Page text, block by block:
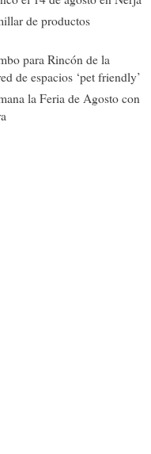
de productos
para Rincón de la
de espacios ‘pet friendly’
la Feria de Agosto con